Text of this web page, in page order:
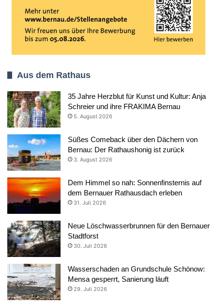
Aus dem Rathaus
35 Jahre Herzblut für Kunst und Kultur: Anja
Schreier und ihre FRAKIMA Bernau
5. August 2026
Süßes Comeback über den Dächern von
Bernau: Der Rathaushonig ist zurück
3. August 2026
Dem Himmel so nah: Sonnenfinsternis auf
dem Bernauer Rathausdach erleben
31. Juli 2026
Neue Löschwasserbrunnen für den Bernauer
Stadtforst
30. Juli 2026
Wasserschaden an Grundschule Schönow:
Mensa gesperrt, Sanierung läuft
29. Juli 2026